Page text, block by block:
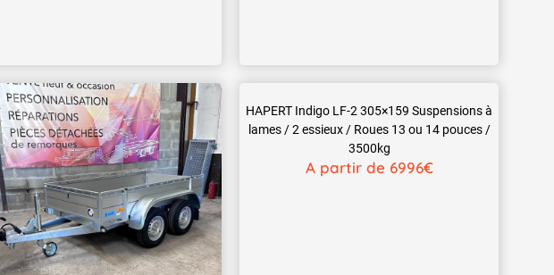
HAPERT Indigo LF-2 305×159 Suspensions à
lames / 2 essieux / Roues 13 ou 14 pouces /
3500kg
A partir de 6996€